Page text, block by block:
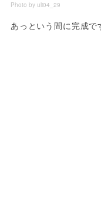
Photo by uli04_29
あっという間に完成で